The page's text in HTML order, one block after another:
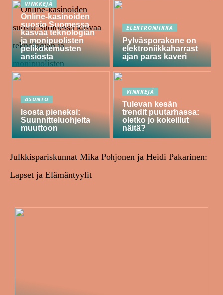
VINKKEJÄ
Online-kasinoiden
suosio Suomessa
kasvaa teknologian
ja monipuolisten
pelikokemusten
ansiosta
ELEKTRONIIKKA
Pylväsporakone on
elektroniikkaharrast
ajan paras kaveri
ASUNTO
Isosta pieneksi:
Suunnitteluohjeita
muuttoon
VINKKEJÄ
Tulevan kesän
trendit puutarhassa:
oletko jo kokeillut
näitä?
Julkkispariskunnat Mika Pohjonen ja Heidi Pakarinen:
Lapset ja Elämäntyylit